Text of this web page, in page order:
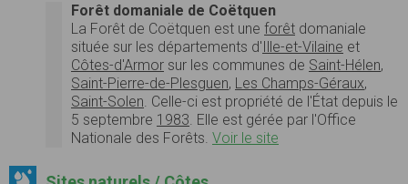
Forêt domaniale de Coëtquen
La Forêt de Coëtquen est une forêt domaniale
située sur les départements d'Ille-et-Vilaine et
Côtes-d'Armor sur les communes de Saint-Hélen,
Saint-Pierre-de-Plesguen, Les Champs-Géraux,
Saint-Solen . Celle-ci est propriété de l'État depuis le
5 septembre 1983 . Elle est gérée par l'Office
Nationale des Forêts. Voir le site